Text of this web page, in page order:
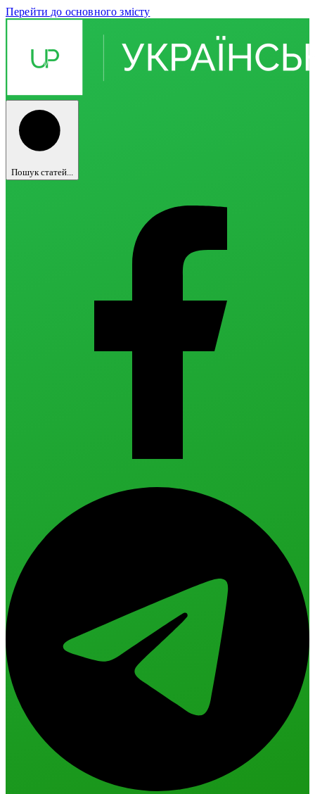
Перейти до основного змісту
Пошук статей...